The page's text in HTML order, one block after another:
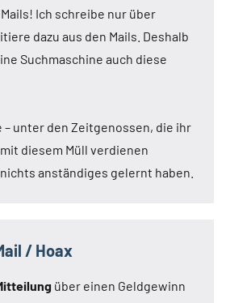
Ich schreibe nur über
dazu aus den Mails. Deshalb
Suchmaschine auch diese
– unter den Zeitgenossen, die ihr
diesem Müll verdienen
anständiges gelernt haben.
/ Hoax
über einen Geldgewinn